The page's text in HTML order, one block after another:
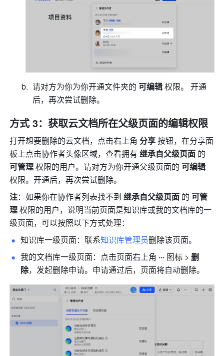
请对方为你为你开通文件夹的 可编辑 权限。 开通
后，再次尝试删除。
方式 3：获取云文档所在父级页面的编辑权限
打开想要删除的云文档，点击右上角 分享 按钮，在分享面
板上点击协作者头像区域，查看拥有 继承自父级页面 的
可管理 权限的用户。请对方为你开通父级页面的 可编辑
权限。开通后，再次尝试删除。
注：如果你在协作者列表找不到 继承自父级页面 的 可管
理 权限的用户，说明当前页面是知识库或我的文档库的一
级页面，可以按照以下方式处理：
知识库一级页面：联系知识库管理员删除该页面。
我的文档库一级页面：点击页面右上角 ··· 图标 > 删
除，发起删除申请。申请通过后，页面将自动删除。